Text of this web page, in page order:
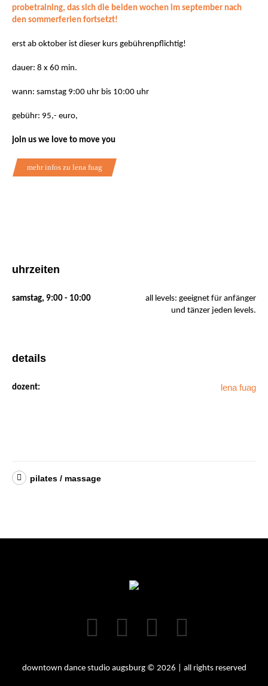
probetraining, das sich die beiden wochen im september nach
den sommerferien fortsetzt!
erst ab oktober ist dieser kurs gebührenpflichtig!
dauer: 8 x 60 min.
wann: samstag 9:00 uhr bis 10:00 uhr
gebühr: 95,- euro,
join us we love to move you
mehr infos zu lena fuag
uhrzeiten
samstag, 9:00 - 10:00
all levels: geeignet für anfänger
und tänzer jeden levels.
details
dozent: lena fuag
pilates / massage
downtown dance studio augsburg © 2026 | all rights reserved